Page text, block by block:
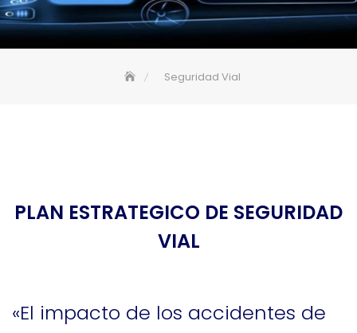
Seguridad Vial
PLAN ESTRATEGICO DE SEGURIDAD
VIAL
«El impacto de los accidentes de